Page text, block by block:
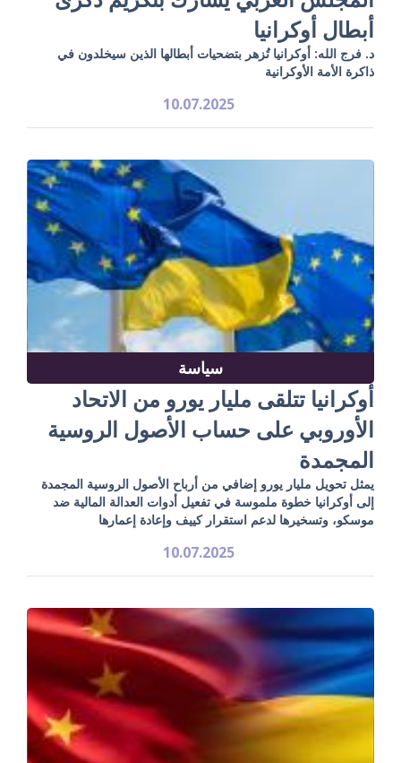
أبطال أوكرانيا
د. فرج الله: أوكرانيا تُزهر بتضحيات أبطالها الذين سيخلدون في
ذاكرة الأمة الأوكرانية
10.07.2025
سياسة
أوكرانيا تتلقى مليار يورو من الاتحاد
الأوروبي على حساب الأصول الروسية
المجمدة
يمثل تحويل مليار يورو إضافي من أرباح الأصول الروسية المجمدة
إلى أوكرانيا خطوة ملموسة في تفعيل أدوات العدالة المالية ضد
موسكو، وتسخيرها لدعم استقرار كييف وإعادة إعمارها
10.07.2025